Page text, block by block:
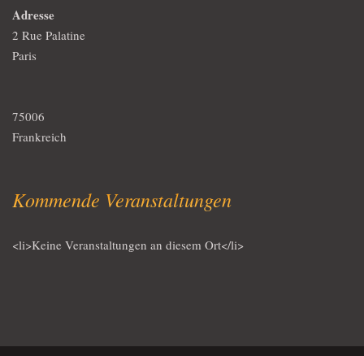
DER DOZENT
Adresse
2 Rue Palatine
Paris
75006
Frankreich
Kommende Veranstaltungen
<li>Keine Veranstaltungen an diesem Ort</li>